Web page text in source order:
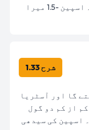
کی طاقت کے سامنے ناکافی ہے۔ اسپین -1.5 میرا
شرح 1.33
گا اور آسٹریا
از کم دو گول
اسپین کی سیدھی